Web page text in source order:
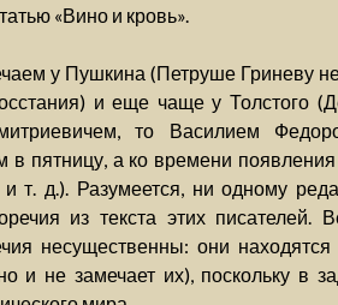
«Вино и кровь».
у Пушкина (Петруше Гриневу
и еще чаще у Толстого
то Василием
в пятницу, а ко времени
т. д.). Разумеется, ни одному
из текста этих писателей.
несущественны: они находятся
и не замечает их), поскольку в